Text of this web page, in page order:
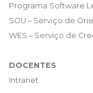
Programa Software
SOU – Serviço de
WES – Serviço de
DOCENTES
Intranet